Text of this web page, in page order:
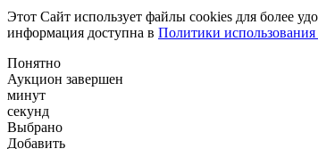
Этот Сайт использует файлы cookies для более
информация доступна в Политики
Понятно
Аукцион завершен
минут
секунд
Выбрано
Добавить